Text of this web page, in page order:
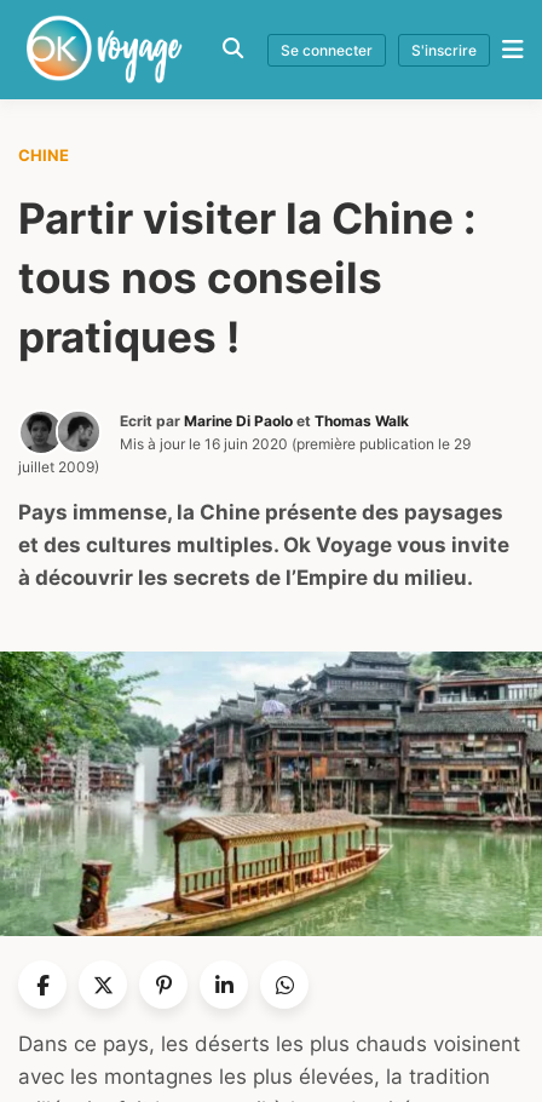
Se connecter S'inscrire
CHINE
Partir visiter la Chine :
tous nos conseils
pratiques !
Ecrit par Marine Di Paolo et Thomas Walk
Mis à jour le 16 juin 2020 (première publication le 29
juillet 2009)
Pays immense, la Chine présente des paysages
et des cultures multiples. Ok Voyage vous invite
à découvrir les secrets de l’Empire du milieu.
Dans ce pays, les déserts les plus chauds voisinent
avec les montagnes les plus élevées, la tradition